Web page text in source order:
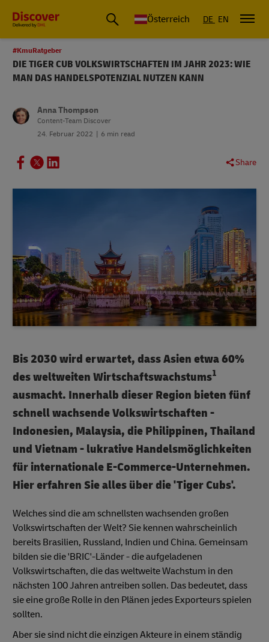
Österreich DE EN
#KmuRatgeber
DIE TIGER CUB VOLKSWIRTSCHAFTEN IM JAHR 2023: WIE
MAN DAS HANDELSPOTENZIAL NUTZEN KANN
Anna Thompson
Content-Team Discover
24. Februar 2022
6 min read
Share
Bis 2030 wird erwartet, dass Asien etwa 60%
des weltweiten Wirtschaftswachstums1
ausmacht. Innerhalb dieser Region bieten fünf
schnell wachsende Volkswirtschaften -
Indonesien, Malaysia, die Philippinen, Thailand
und Vietnam - lukrative Handelsmöglichkeiten
für internationale E-Commerce-Unternehmen.
Hier erfahren Sie alles über die 'Tiger Cubs'.
Welches sind die am schnellsten wachsenden großen
Volkswirtschaften der Welt? Sie kennen wahrscheinlich
bereits Brasilien, Russland, Indien und China. Gemeinsam
bilden sie die 'BRIC'-Länder - die aufgeladenen
Volkswirtschaften, die das weltweite Wachstum in den
nächsten 100 Jahren antreiben sollen. Das bedeutet, dass
sie eine große Rolle in den Plänen jedes Exporteurs spielen
sollten.
Aber sie sind nicht die einzigen Akteure in einem ständig